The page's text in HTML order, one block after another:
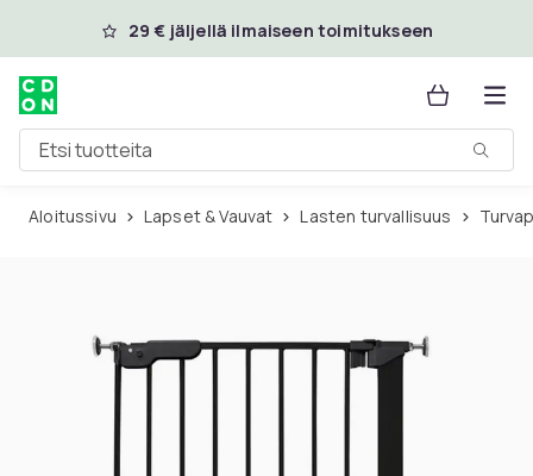
Ohita ja siirry pääsisältöön
29 € jäljellä ilmaiseen toimitukseen
Etsi tuotteita
Aloitussivu Lapset & Vauvat Lasten turvallisuus